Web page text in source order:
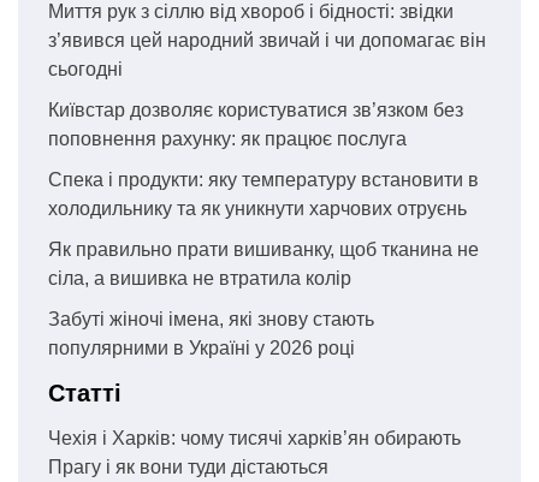
Миття рук з сіллю від хвороб і бідності: звідки
з’явився цей народний звичай і чи допомагає він
сьогодні
Київстар дозволяє користуватися зв’язком без
поповнення рахунку: як працює послуга
Спека і продукти: яку температуру встановити в
холодильнику та як уникнути харчових отруєнь
Як правильно прати вишиванку, щоб тканина не
сіла, а вишивка не втратила колір
Забуті жіночі імена, які знову стають
популярними в Україні у 2026 році
Статті
Чехія і Харків: чому тисячі харків’ян обирають
Прагу і як вони туди дістаються